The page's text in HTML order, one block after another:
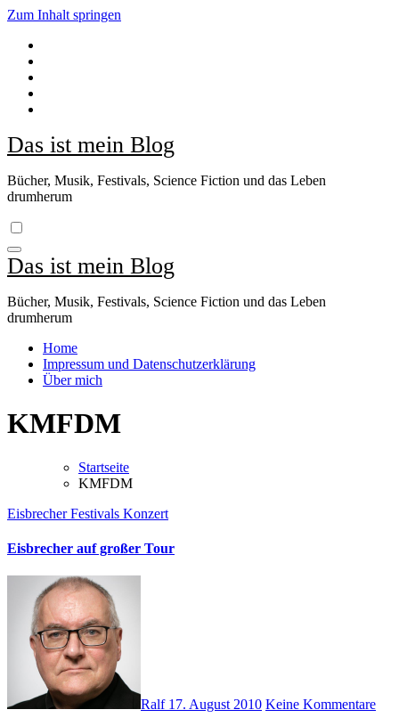
Zum Inhalt springen
Das ist mein Blog
Bücher, Musik, Festivals, Science Fiction und das Leben
drumherum
Das ist mein Blog
Bücher, Musik, Festivals, Science Fiction und das Leben
drumherum
Home
Impressum und Datenschutzerklärung
Über mich
KMFDM
Startseite
KMFDM
EisbrecherFestivals Konzert
Eisbrecher auf großer Tour
Ralf 17. August 2010 Keine Kommentare